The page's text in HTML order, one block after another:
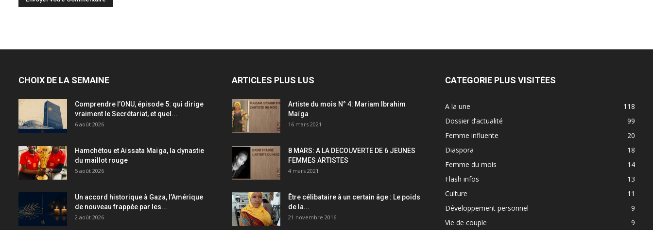
CHOIX DE LA SEMAINE
Comprendre l’ONU, épisode 5: qui dirige
vraiment le Secrétariat, et quel...
6 août 2026
Hamchétou et Aïssata Maïga, la dynastie
du maillot rouge
5 août 2026
Un accord historique à Gaza, l’Amérique
de nouveau frappée par les...
2 août 2026
ARTICLES PLUS LUS
Artiste du mois N° 4: Mariam Ibrahim
Maïga
16 mars 2021
8 MARS: A LA DECOUVERTE DE 6 JEUNES
FEMMES ARTISTES
4 mars 2021
Être célibataire à un certain âge : Le poids
de la...
21 novembre 2016
CATEGORIE PLUS VISITÉES
A la une
118
Dossier d’actualité
99
Femme influente
20
Diaspora
18
Femme du mois
14
Flash infos
13
Culture
11
Développement personnel
9
Vie de couple
9